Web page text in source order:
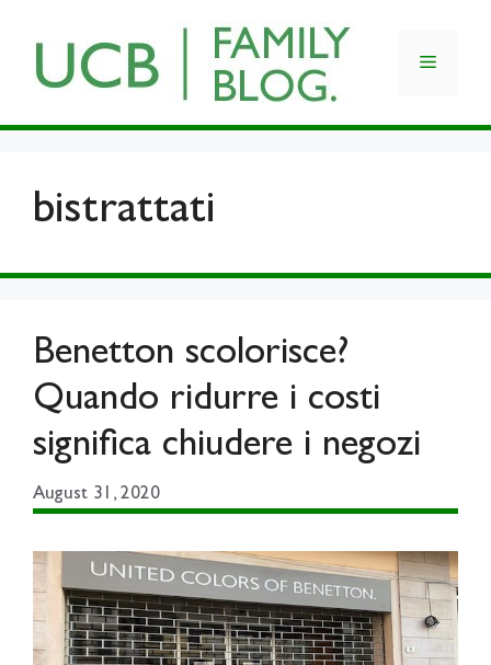
content
Menu
bistrattati
Benetton scolorisce?
Quando ridurre i costi
significa chiudere i negozi
August 31, 2020